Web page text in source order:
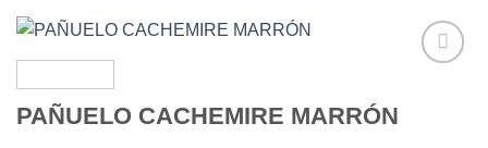
PAÑUELO CACHEMIRE MARRÓN